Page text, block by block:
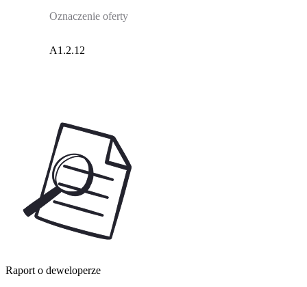
Oznaczenie oferty
A1.2.12
Raport o deweloperze